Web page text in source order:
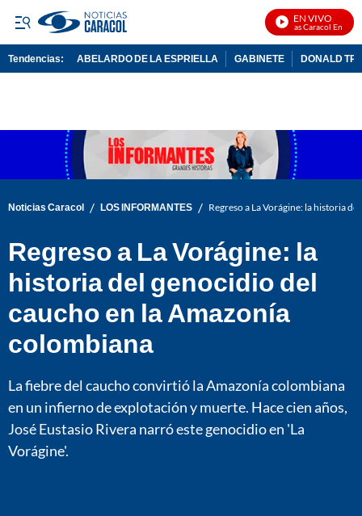
EN VIVO
Noticias Caracol En Vivo
Tendencias: ABELARDO DE LA ESPRIELLA GABINETE DONALD
Noticias Caracol / LOS INFORMANTES / Regreso a La Vorágine: la historia
Regreso a La Vorágine: la
historia del genocidio del
caucho en la Amazonía
colombiana
La fiebre del caucho convirtió la Amazonía colombiana
en un infierno de explotación y muerte. Hace cien años,
José Eustasio Rivera narró este genocidio en 'La
Vorágine'.